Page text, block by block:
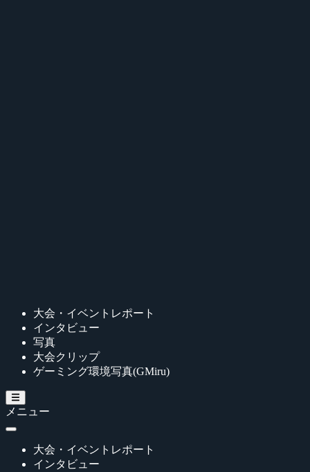
大会・イベントレポート
インタビュー
写真
大会クリップ
ゲーミング環境写真(GMiru)
メニュー
大会・イベントレポート
インタビュー